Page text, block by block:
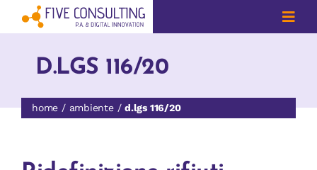
contenuto
D.LGS 116/20
home ambiente d.lgs 116/20